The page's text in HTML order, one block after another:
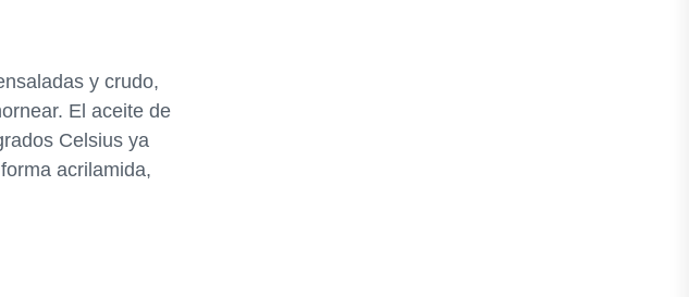
y crudo,
El aceite de
Celsius ya
acrilamida,